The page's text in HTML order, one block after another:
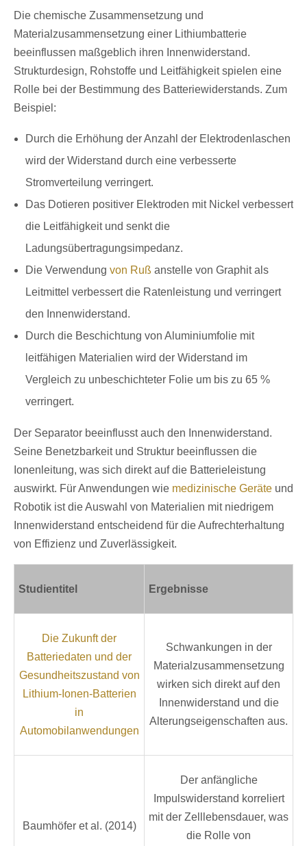
Die chemische Zusammensetzung und
Materialzusammensetzung einer Lithiumbatterie
beeinflussen maßgeblich ihren Innenwiderstand.
Strukturdesign, Rohstoffe und Leitfähigkeit spielen eine
Rolle bei der Bestimmung des Batteriewiderstands. Zum
Beispiel:
Durch die Erhöhung der Anzahl der Elektrodenlaschen
wird der Widerstand durch eine verbesserte
Stromverteilung verringert.
Das Dotieren positiver Elektroden mit Nickel verbessert
die Leitfähigkeit und senkt die
Ladungsübertragungsimpedanz.
Die Verwendung von Ruß anstelle von Graphit als
Leitmittel verbessert die Ratenleistung und verringert
den Innenwiderstand.
Durch die Beschichtung von Aluminiumfolie mit
leitfähigen Materialien wird der Widerstand im
Vergleich zu unbeschichteter Folie um bis zu 65 %
verringert.
Der Separator beeinflusst auch den Innenwiderstand.
Seine Benetzbarkeit und Struktur beeinflussen die
Ionenleitung, was sich direkt auf die Batterieleistung
auswirkt. Für Anwendungen wie medizinische Geräte und
Robotik ist die Auswahl von Materialien mit niedrigem
Innenwiderstand entscheidend für die Aufrechterhaltung
von Effizienz und Zuverlässigkeit.
Studientitel Ergebnisse
Die Zukunft der
Batteriedaten und der
Gesundheitszustand von
Lithium-Ionen-Batterien
in
Automobilanwendungen
Schwankungen in der
Materialzusammensetzung
wirken sich direkt auf den
Innenwiderstand und die
Alterungseigenschaften aus.
Baumhöfer et al. (2014)
Der anfängliche
Impulswiderstand korreliert
mit der Zelllebensdauer, was
die Rolle von